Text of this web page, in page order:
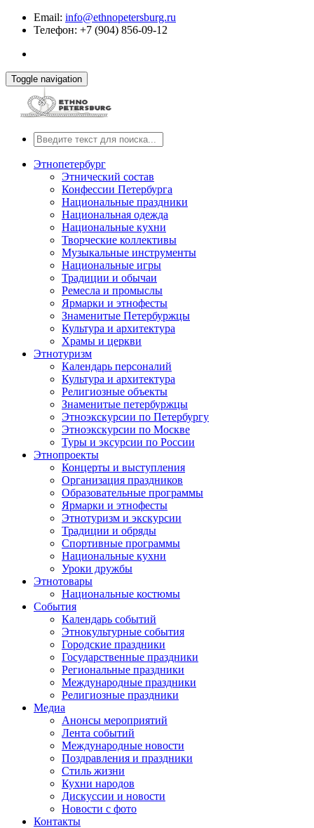
Email: info@ethnopetersburg.ru
Телефон: +7 (904) 856-09-12
Toggle navigation
Этнопетербург
Этнический состав
Конфессии Петербурга
Национальные праздники
Национальная одежда
Национальные кухни
Творческие коллективы
Музыкальные инструменты
Национальные игры
Традиции и обычаи
Ремесла и промыслы
Ярмарки и этнофесты
Знаменитые Петербуржцы
Культура и архитектура
Храмы и церкви
Этнотуризм
Календарь персоналий
Культура и архитектура
Религиозные объекты
Знаменитые петербуржцы
Этноэкскурсии по Петербургу
Этноэкскурсии по Москве
Туры и эксурсии по России
Этнопроекты
Концерты и выступления
Организация праздников
Образовательные программы
Ярмарки и этнофесты
Этнотуризм и экскурсии
Традиции и обряды
Спортивные программы
Национальные кухни
Уроки дружбы
Этнотовары
Национальные костюмы
События
Календарь событий
Этнокультурные события
Городские праздники
Государственные праздники
Региональные праздники
Международные праздники
Религиозные праздники
Медиа
Анонсы мероприятий
Лента событий
Международные новости
Поздравления и праздники
Cтиль жизни
Кухни народов
Дискуссии и новости
Новости с фото
Контакты